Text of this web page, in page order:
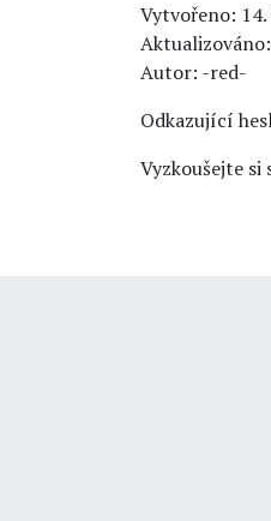
Vytvořeno: 14.
Autor: -red-
Odkazující
Vyzkoušejte si